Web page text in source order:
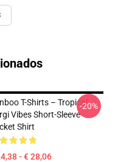
T-Shirts – Tropical
Vibes Short-Sleeve
Shirt
- € 28,06
-20%